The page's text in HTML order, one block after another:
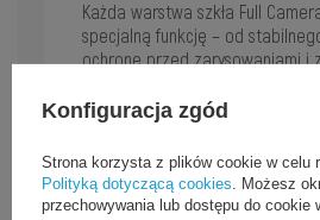
Każda warstwa szkła Full
specjalną funkcję – od
ochronę przed zarysowaniami i
Twojego Google Pixel 7.
Konfiguracja zgód
Strona korzysta z plików cookie w celu
Polityką dotyczącą cookies . Możesz
przechowywania lub dostępu do cookie